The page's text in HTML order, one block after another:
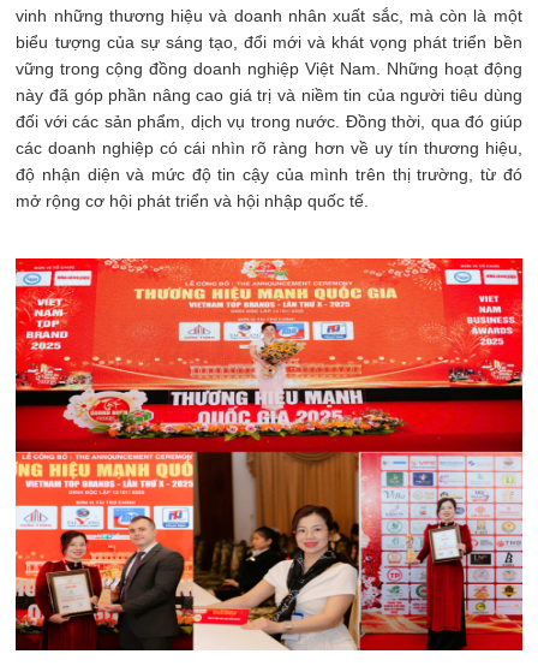
vinh những thương hiệu và doanh nhân xuất sắc, mà còn là một
biểu tượng của sự sáng tạo, đổi mới và khát vọng phát triển bền
vững trong cộng đồng doanh nghiệp Việt Nam. Những hoạt động
này đã góp phần nâng cao giá trị và niềm tin của người tiêu dùng
đối với các sản phẩm, dịch vụ trong nước. Đồng thời, qua đó giúp
các doanh nghiệp có cái nhìn rõ ràng hơn về uy tín thương hiệu,
độ nhận diện và mức độ tin cậy của mình trên thị trường, từ đó
mở rộng cơ hội phát triển và hội nhập quốc tế.